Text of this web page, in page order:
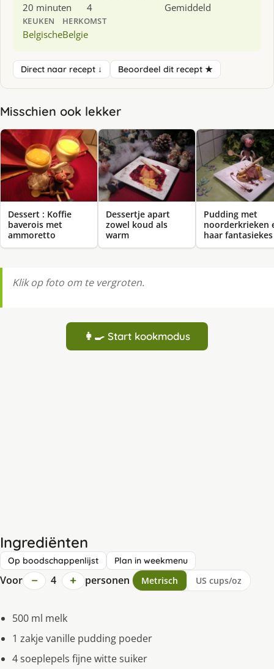
20 minuten 4 Gemiddeld
KEUKEN
Belgische
HERKOMST
Belgie
Direct naar recept ↓ Beoordeel dit recept ★
Misschien ook lekker
Dessert : Koffie
baverois met
ammoretto
Dessertje apart
zowel koud als
warm
Pudding met
noorderkrieken
haar fantasiekes
Klik op foto om te vergroten.
👩‍🍳 Start kookmodus
Ingrediënten
Op boodschappenlijst Plan in weekmenu
Voor − 4 + personen Metrisch US cups/oz
500 ml melk
1 zakje vanille pudding poeder
4 soeplepels fijne witte suiker